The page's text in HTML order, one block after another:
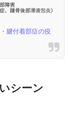
腱付着部症の疫
シーン